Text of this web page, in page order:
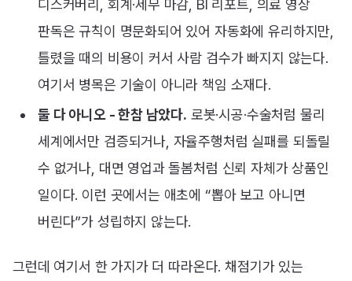
디스커버리, 회계·세무 마감, BI 리포트, 의료 영상
판독은 규칙이 명문화되어 있어 자동화에 유리하지만,
틀렸을 때의 비용이 커서 사람 검수가 빠지지 않는다.
여기서 병목은 기술이 아니라 책임 소재다.
둘 다 아니오 - 한참 남았다. 로봇·시공·수술처럼 물리
세계에서만 검증되거나, 자율주행처럼 실패를 되돌릴
수 없거나, 대면 영업과 돌봄처럼 신뢰 자체가 상품인
일이다. 이런 곳에서는 애초에 “뽑아 보고 아니면
버린다”가 성립하지 않는다.
그런데 여기서 한 가지가 더 따라온다. 채점기가 있는